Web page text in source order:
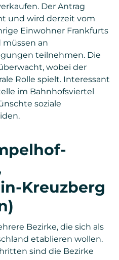
Der Antrag
und wird derzeit vom
Einwohner Frankfurts
an
teilnehmen. Die
wobei der
Rolle spielt. Interessant
im Bahnhofsviertel
soziale
Kreuzberg
Bezirke, die sich als
etablieren wollen.
sind die Bezirke